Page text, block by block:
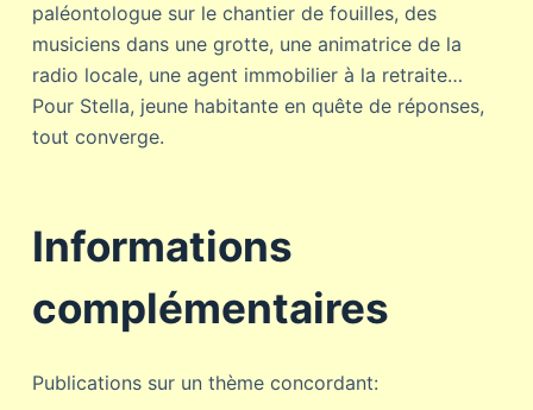
paléontologue sur le chantier de fouilles, des
musiciens dans une grotte, une animatrice de la
radio locale, une agent immobilier à la retraite…
Pour Stella, jeune habitante en quête de réponses,
tout converge.
Informations
complémentaires
Publications sur un thème concordant: